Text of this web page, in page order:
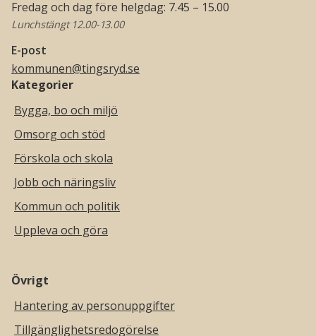
Fredag och dag före helgdag: 7.45 – 15.00
Lunchstängt 12.00-13.00
E-post
kommunen@tingsryd.se
Kategorier
Bygga, bo och miljö
Omsorg och stöd
Förskola och skola
Jobb och näringsliv
Kommun och politik
Uppleva och göra
Övrigt
Hantering av personuppgifter
Tillgänglighetsredogörelse